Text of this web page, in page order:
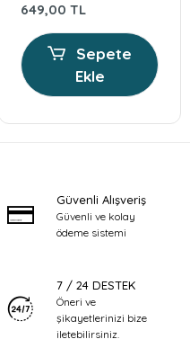
PP ŞEFFAF
649,00 TL
Sepete
Ekle
Güvenli Alışveriş
Güvenli ve kolay
ödeme sistemi
7 / 24 DESTEK
Öneri ve
şikayetlerinizi bize
iletebilirsiniz.